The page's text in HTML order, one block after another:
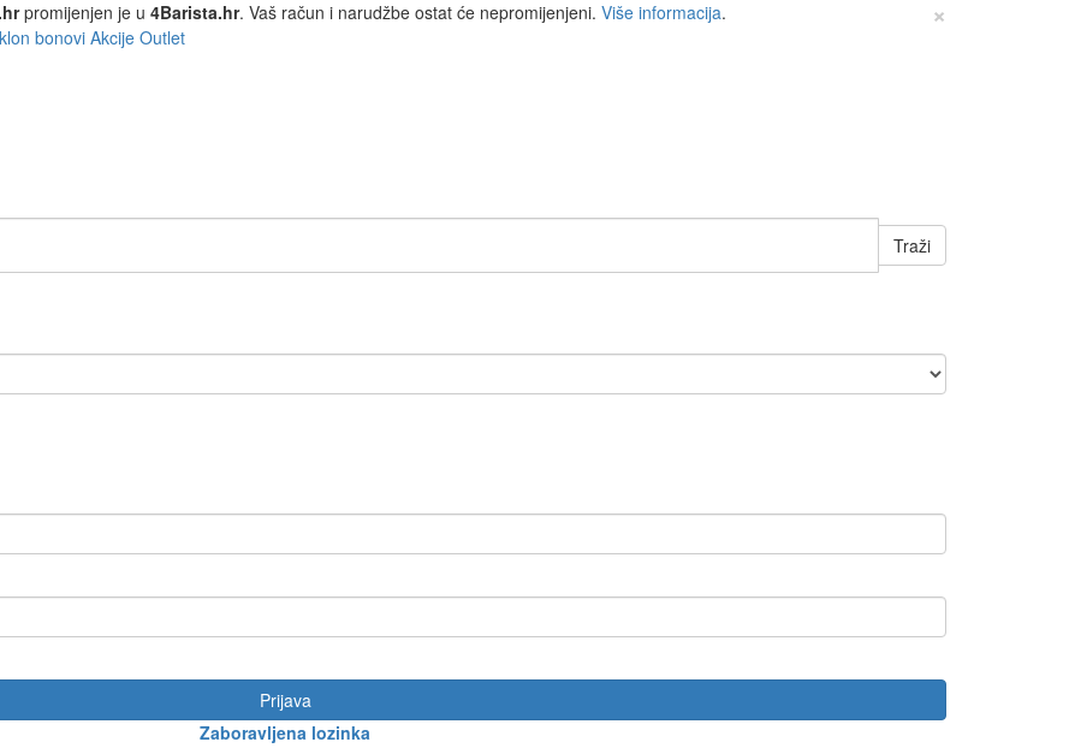
promijenjen je u 4Barista.hr. Vaš račun i narudžbe ostat će nepromijenjeni. Više informacija. ×
bonoviAkcije Outlet
Traži
Prijava
Zaboravljena lozinka